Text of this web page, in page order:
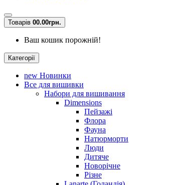
Товарів 00.00грн.
Ваш кошик порожній!
Категорії
new Новинки
Все для вишивки
Набори для вишивання
Dimensions
Пейзажі
Флора
Фауна
Натюрморти
Люди
Дитяче
Новорічне
Різне